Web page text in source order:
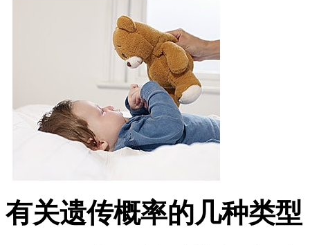
有关遗传概率的几种类型